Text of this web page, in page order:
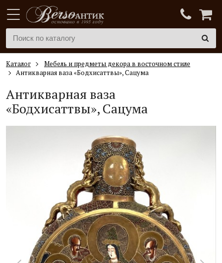
Каталог
Мебель и предметы декора в восточном стиле
Антикварная ваза «Бодхисаттвы», Сацума
Антикварная ваза
«Бодхисаттвы», Сацума